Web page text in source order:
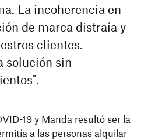
La incoherencia en
de marca distraía y
clientes.
solución sin
19 y Manda resultó ser la
a las personas alquilar